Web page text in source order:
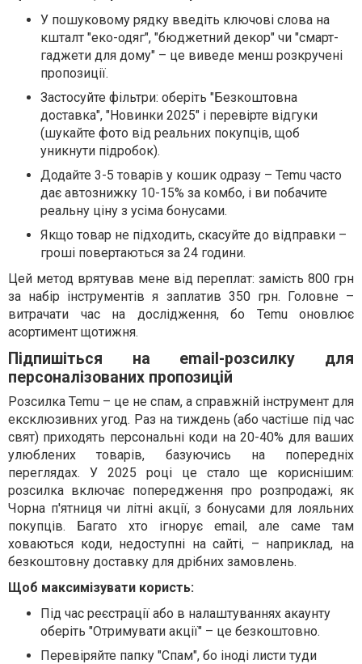
У пошуковому рядку введіть ключові слова на
кшталт "еко-одяг", "бюджетний декор" чи "смарт-
гаджети для дому" – це виведе менш розкручені
пропозиції.
Застосуйте фільтри: оберіть "Безкоштовна
доставка", "Новинки 2025" і перевірте відгуки
(шукайте фото від реальних покупців, щоб
уникнути підробок).
Додайте 3-5 товарів у кошик одразу – Temu часто
дає автознижку 10-15% за комбо, і ви побачите
реальну ціну з усіма бонусами.
Якщо товар не підходить, скасуйте до відправки –
гроші повертаються за 24 години.
Цей метод врятував мене від переплат: замість 800 грн
за набір інструментів я заплатив 350 грн. Головне –
витрачати час на дослідження, бо Temu оновлює
асортимент щотижня.
Підпишіться на email-розсилку для
персоналізованих пропозицій
Розсилка Temu – це не спам, а справжній інструмент для
ексклюзивних угод. Раз на тиждень (або частіше під час
свят) приходять персональні коди на 20-40% для ваших
улюблених товарів, базуючись на попередніх
переглядах. У 2025 році це стало ще кориснішим:
розсилка включає попередження про розпродажі, як
Чорна п'ятниця чи літні акції, з бонусами для лояльних
покупців. Багато хто ігнорує email, але саме там
ховаються коди, недоступні на сайті, – наприклад, на
безкоштовну доставку для дрібних замовлень.
Щоб максимізувати користь:
Під час реєстрації або в налаштуваннях акаунту
оберіть "Отримувати акції" – це безкоштовно.
Перевіряйте папку "Спам", бо іноді листи туди